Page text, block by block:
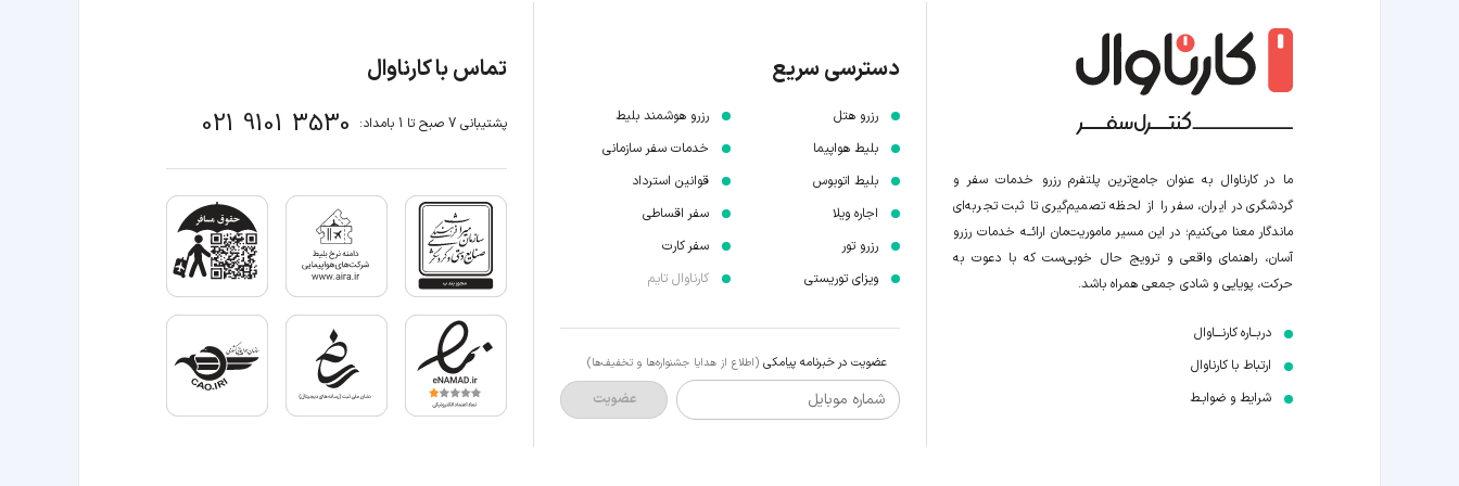
ما در کارناوال به عنوان جامع‌ترین پلتفرم رزرو خدمات سفر و
گردشگری در ایران، سفر را از لحظه‌ تصمیم‌گیری تا ثبت تجربه‌ای
ماندگار معنا می‌کنیم؛ در این مسیر‍ ماموریت‌مان اراﺋــﻪ خدمات رزرو
آسان، راهنمای واقعی و ترویج حال خوبی‌ست که با دعوت به
حرکت، پویایی و شادی جمعی همراه باشد.
دربــاره کارنـــاوال
ارتباط با کارناوال
شرایط و ضوابـط
دسترسی سریع
رزرو هتل
بلیط هواپیما
بلیط اتوبوس
اجاره ویلا
رزرو تور
ویزای توریستی
رزرو هوشمند بلیط
خدمات سفر سازمانی
قوانین استرداد
سفر اقساطی
سفر کارت
کارناوال تایم
عضویت در خبرنامه پیامکی (اطلاع از هدایا جشنواره‌ها و تخفیف‌ها)
شماره موبایل عضویت
تماس با کارناوال
پشتیبانی 7 صبح تا 1 بامداد: 021 9101 3530